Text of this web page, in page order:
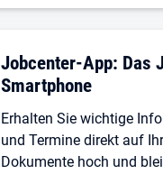
Jobcenter-App: Das
Smartphone
Erhalten Sie wichtige
und Termine direkt auf
Dokumente hoch und